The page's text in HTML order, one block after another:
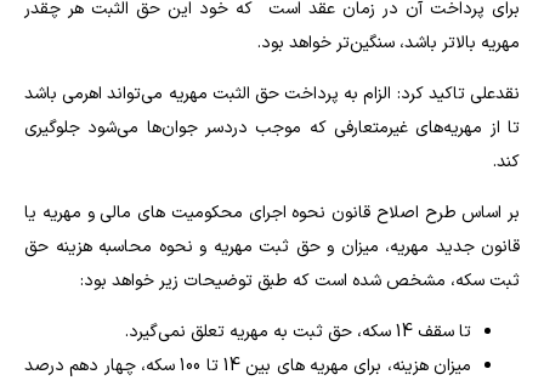
برای پرداخت آن در زمان عقد است که خود این حق الثبت هر چقدر
مهریه بالاتر باشد، سنگین‌تر خواهد بود.
نقدعلی تاکید کرد: الزام به پرداخت حق الثبت مهریه می‌تواند اهرمی باشد
تا از مهریه‌های غیرمتعارفی که موجب دردسر جوان‌ها می‌شود جلوگیری
کند.
بر اساس طرح اصلاح قانون نحوه اجرای محکومیت‌ های مالی و مهریه یا
قانون جدید مهریه، میزان و حق ثبت مهریه و نحوه محاسبه هزینه حق
ثبت سکه، مشخص شده است که طبق توضیحات زیر خواهد بود:
تا سقف 14 سکه، حق ثبت به مهریه تعلق نمی‌گیرد.
میزان هزینه، برای مهریه‌ های بین 14 تا 100 سکه، چهار دهم درصد